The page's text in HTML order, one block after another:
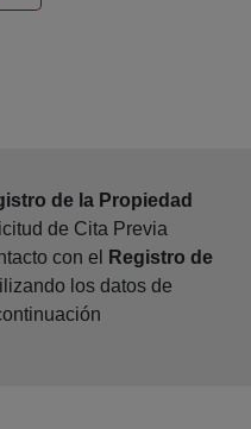
de la Propiedad
de Cita Previa
con el
Registro de
los datos de